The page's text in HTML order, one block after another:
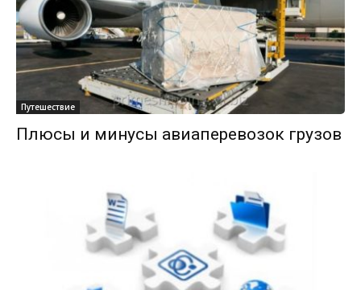
Путешествие
Плюсы и минусы авиаперевозок грузов